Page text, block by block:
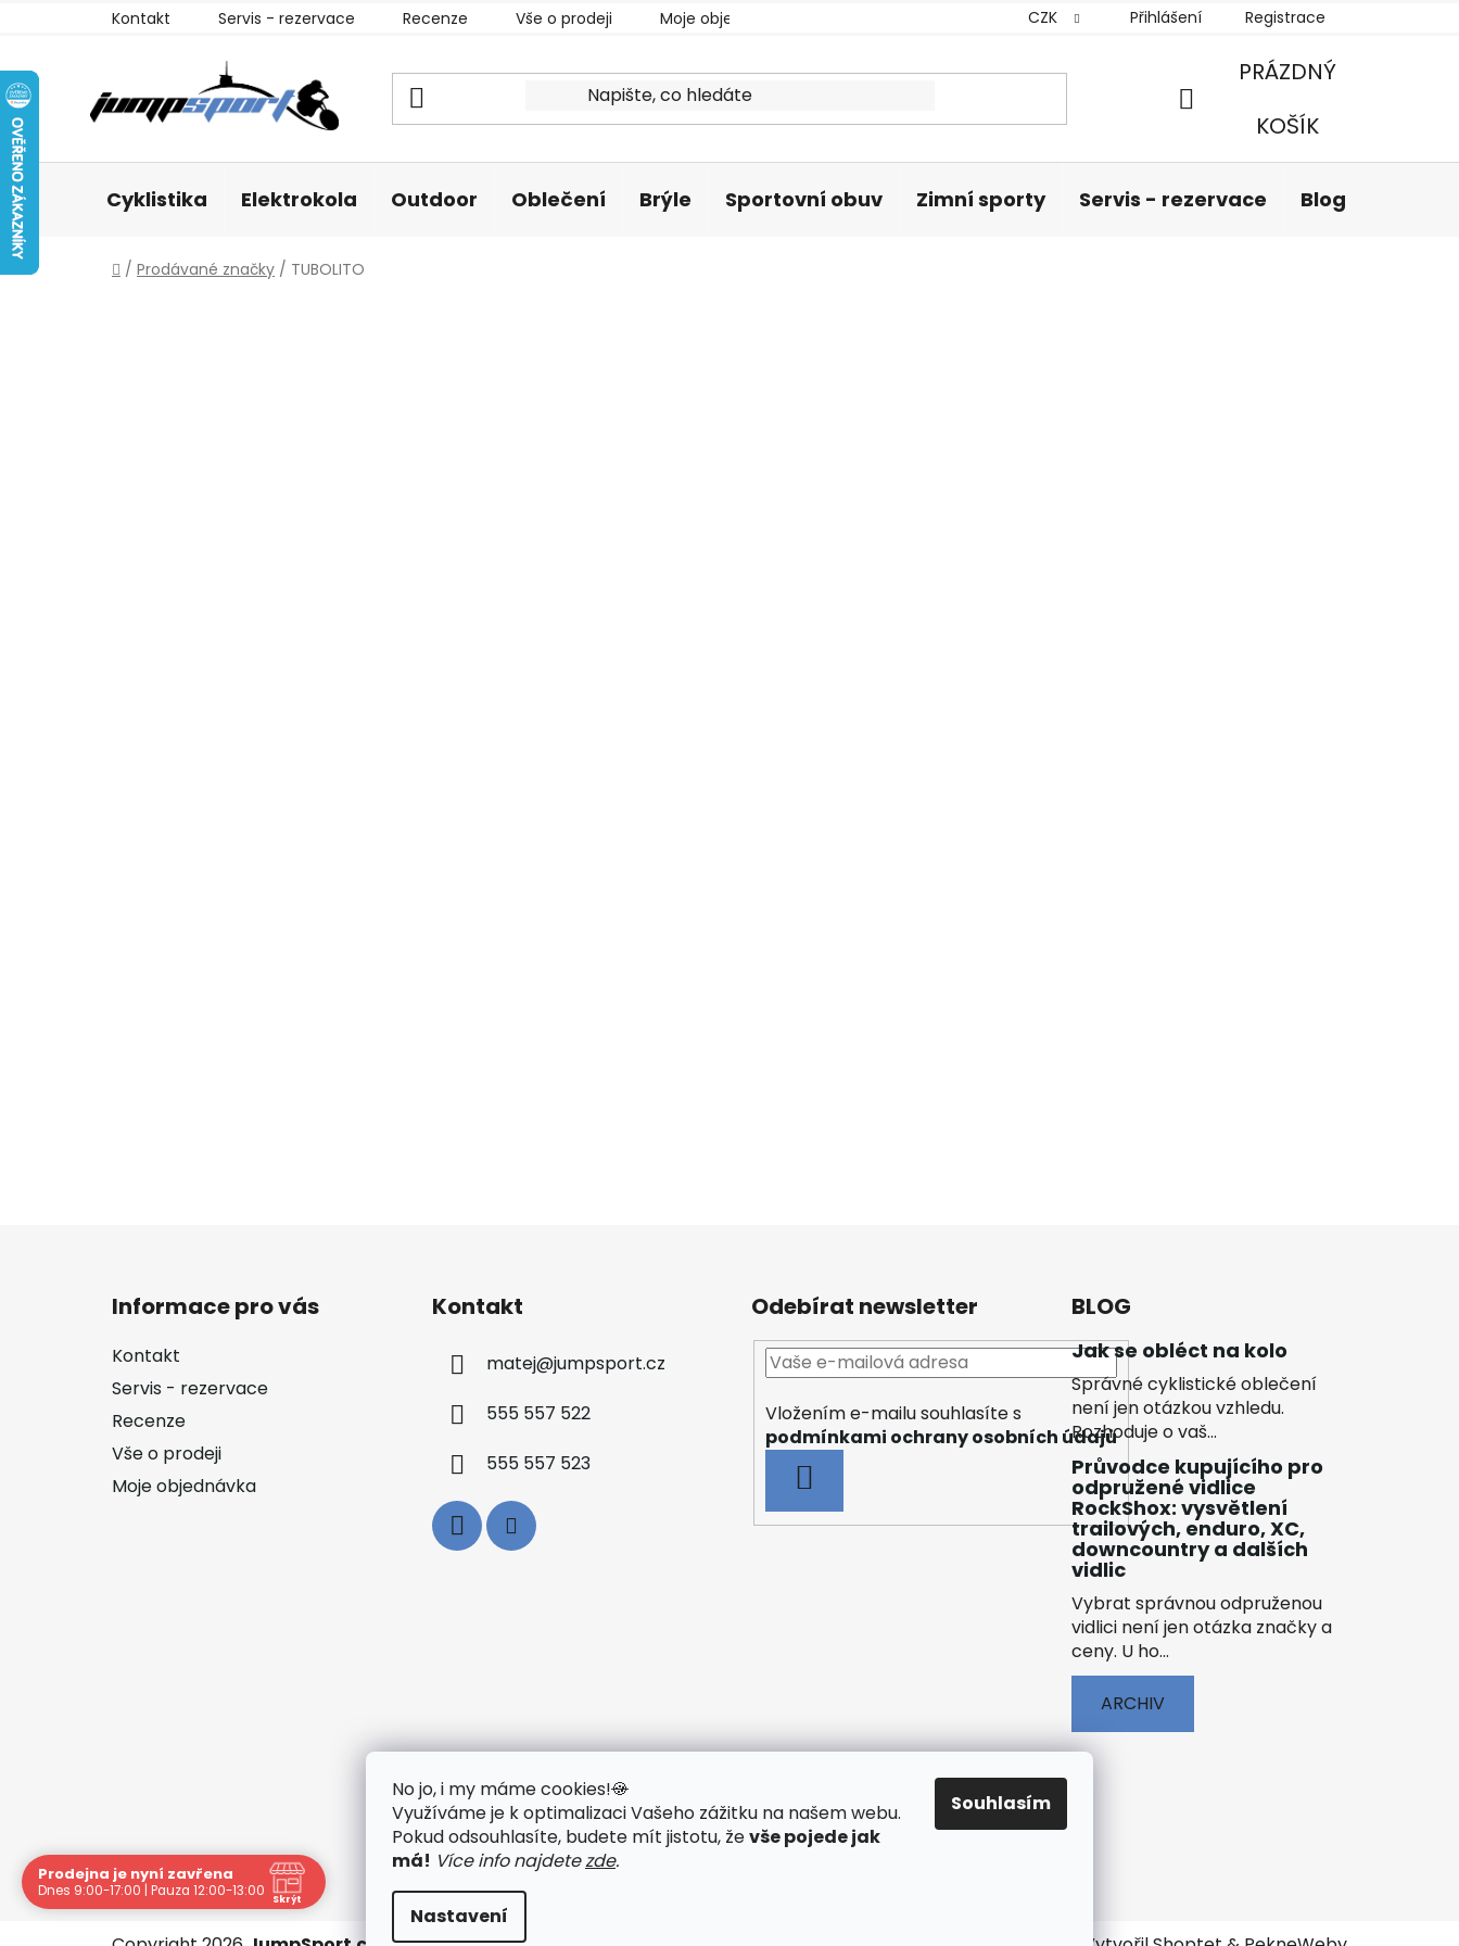
No jo, i my máme cookies!🍪
Využíváme je k optimalizaci Vašeho zážitku na našem webu.
Pokud odsouhlasíte, budete mít jistotu, ževše pojede jak
má! Více info najdetezde.
Nastavení
Souhlasím
Kontakt Servis - rezervace Recenze Vše o prodeji Moje objednávka CZK Přihlášení Registrace
NÁKUPNÍ
PRÁZDNÝ
KOŠÍK
Cyklistika Elektrokola Outdoor Oblečení Brýle Sportovní obuv Zimní sporty Servis - rezervace Blog
Domů
/ Prodávané značky / TUBOLITO
Informace pro vás
Kontakt
Servis - rezervace
Recenze
Vše o prodeji
Moje objednávka
Kontakt
matej@jumpsport.cz
555 557 522
555 557 523
Odebírat newsletter
Vložením e-mailu souhlasíte s
podmínkami ochrany osobních údajů
SE
BLOG
Jak se obléct na kolo
Správné cyklistické oblečení
není jen otázkou vzhledu.
Rozhoduje o vaš...
Průvodce kupujícího pro
odpružené vidlice
RockShox: vysvětlení
trailových, enduro, XC,
downcountry a dalších
vidlic
Vybrat správnou odpruženou
vidlici není jen otázka značky a
ceny. U ho...
ARCHIV
🟢 TECHNOLOGIE 🟢 O ELEKTROKOLECH 🟢 NÁVODY KE STAŽENÍ
Prodejna je nyní zavřena
Dnes 9:00-17:00 | Pauza 12:00-13:00 Skrýt